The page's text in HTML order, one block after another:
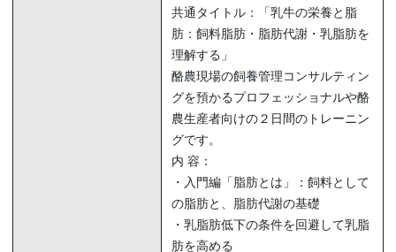
共通タイトル：「乳牛の栄養と脂
肪：飼料脂肪・脂肪代謝・乳脂肪を
理解する」
酪農現場の飼養管理コンサルティン
グを預かるプロフェッショナルや酪
農生産者向けの２日間のトレーニン
グです。
内 容：
・入門編「脂肪とは」：飼料として
の脂肪と、脂肪代謝の基礎
・乳脂肪低下の条件を回避して乳脂
肪を高める